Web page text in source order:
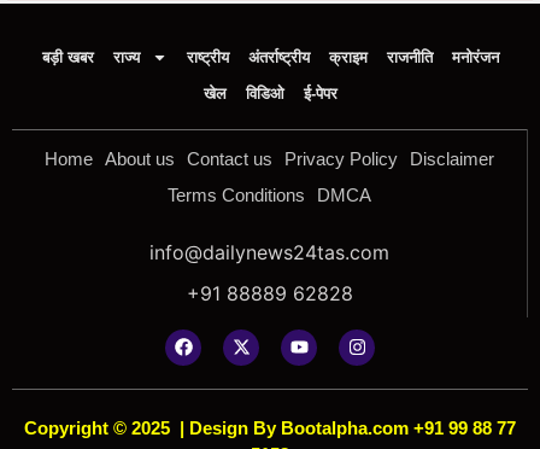
बड़ी खबर राज्य राष्ट्रीय अंतर्राष्ट्रीय क्राइम राजनीति
मनोरंजन
खेल
विडिओ ई-पेपर
Home About us Contact us Privacy Policy
Disclaimer
Terms Conditions
DMCA
info@dailynews24tas.com
+91 88889 62828
Copyright © 2025 | Design By Bootalpha.com +91 99 88 77